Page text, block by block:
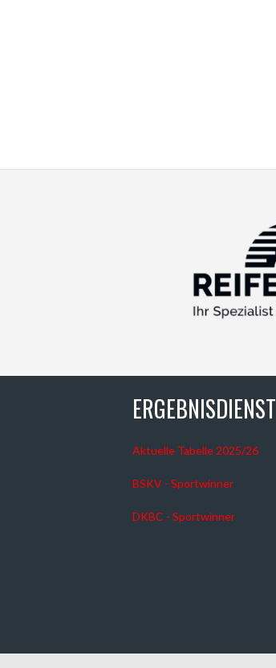
ERGEBNISDIENST
Aktuelle Tabelle 2025/26
BSKV - Sportwinner
DKBC - Sportwinner